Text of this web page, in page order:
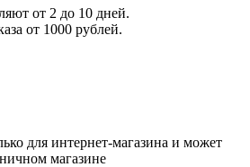
от 2 до 10 дней.
от 1000 рублей.
для интернет-магазина и может
магазине